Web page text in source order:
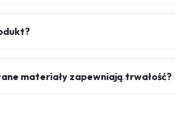
materiały zapewniają trwałość?